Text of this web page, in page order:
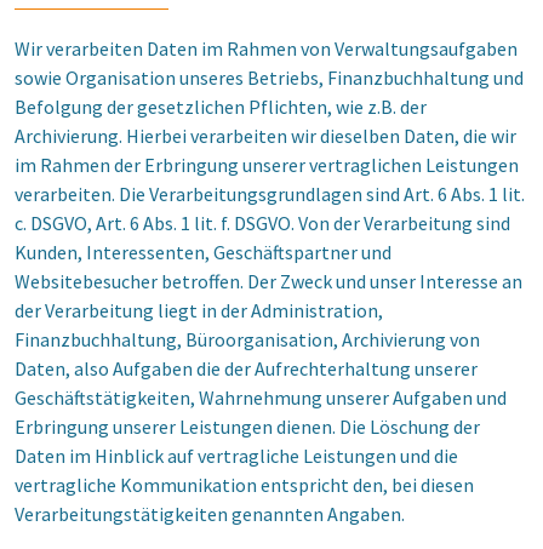
Wir verarbeiten Daten im Rahmen von Verwaltungsaufgaben
sowie Organisation unseres Betriebs, Finanzbuchhaltung und
Befolgung der gesetzlichen Pflichten, wie z.B. der
Archivierung. Hierbei verarbeiten wir dieselben Daten, die wir
im Rahmen der Erbringung unserer vertraglichen Leistungen
verarbeiten. Die Verarbeitungsgrundlagen sind Art. 6 Abs. 1 lit.
c. DSGVO, Art. 6 Abs. 1 lit. f. DSGVO. Von der Verarbeitung sind
Kunden, Interessenten, Geschäftspartner und
Websitebesucher betroffen. Der Zweck und unser Interesse an
der Verarbeitung liegt in der Administration,
Finanzbuchhaltung, Büroorganisation, Archivierung von
Daten, also Aufgaben die der Aufrechterhaltung unserer
Geschäftstätigkeiten, Wahrnehmung unserer Aufgaben und
Erbringung unserer Leistungen dienen. Die Löschung der
Daten im Hinblick auf vertragliche Leistungen und die
vertragliche Kommunikation entspricht den, bei diesen
Verarbeitungstätigkeiten genannten Angaben.